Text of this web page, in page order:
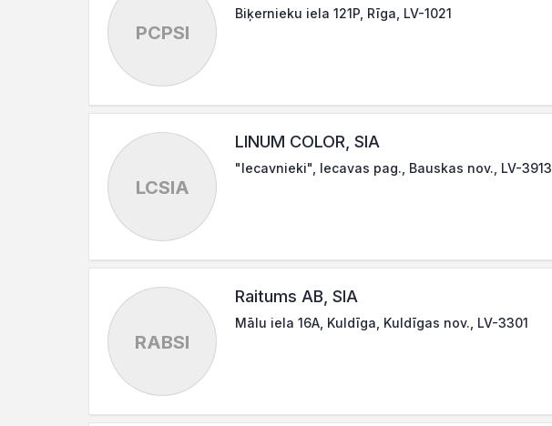
PCPSI
Biķernieku iela 121P, Rīga, LV-1021
LCSIA
LINUM COLOR, SIA
"Iecavnieki", Iecavas pag., Bauskas nov., LV-3913
RABSI
Raitums AB, SIA
Mālu iela 16A, Kuldīga, Kuldīgas nov., LV-3301